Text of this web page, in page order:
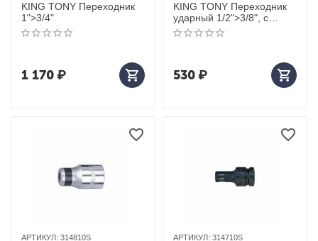
KING TONY Переходник
1">3/4"
1 170₽
KING TONY Переходник
ударный 1/2">3/8", с
шариковым фиксатором
530₽
АРТИКУЛ: 314810S АРТИКУЛ: 314710S